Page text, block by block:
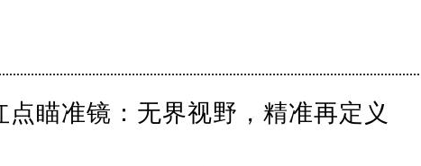
瞄准镜：无界视野，精准再定义